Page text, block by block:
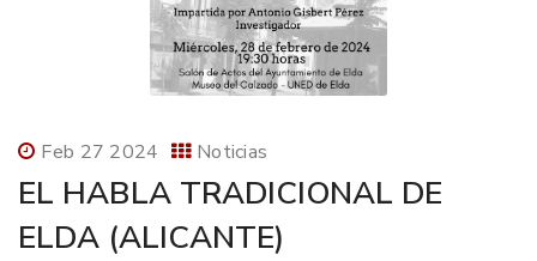
Feb 27 2024 Noticias
EL HABLA TRADICIONAL DE
ELDA (ALICANTE)